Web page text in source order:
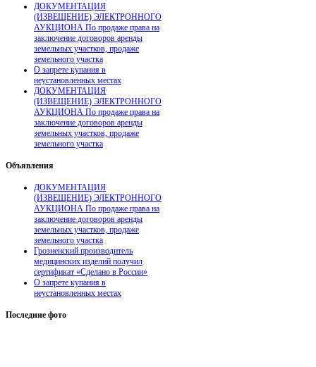
ДОКУМЕНТАЦИЯ
(ИЗВЕЩЕНИЕ) ЭЛЕКТРОННОГО
АУКЦИОНА По продаже права на
заключение договоров аренды
земельных участков, продаже
земельного участка
О запрете купания в
неустановленных местах
ДОКУМЕНТАЦИЯ
(ИЗВЕЩЕНИЕ) ЭЛЕКТРОННОГО
АУКЦИОНА По продаже права на
заключение договоров аренды
земельных участков, продаже
земельного участка
Объявления
ДОКУМЕНТАЦИЯ
(ИЗВЕЩЕНИЕ) ЭЛЕКТРОННОГО
АУКЦИОНА По продаже права на
заключение договоров аренды
земельных участков, продаже
земельного участка
Грозненский производитель
медицинских изделий получил
сертификат «Сделано в России»
О запрете купания в
неустановленных местах
Последние фото